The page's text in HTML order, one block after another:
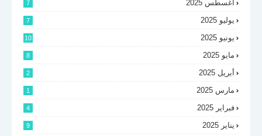
أغسطس 2025 7
يوليو 2025 7
يونيو 2025 10
مايو 2025 8
أبريل 2025 2
مارس 2025 1
فبراير 2025 4
يناير 2025 9